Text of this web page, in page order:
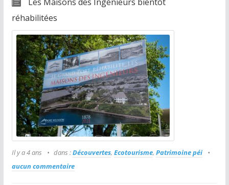
réhabilitées
Il y a 4 ans dans :Découvertes, Ecotourisme, Patrimoine péi
aucun commentaire